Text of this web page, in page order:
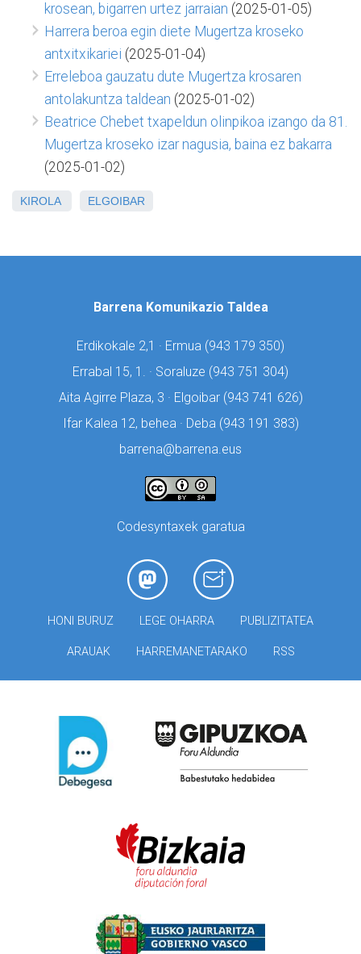
krosean, bigarren urtez jarraian (2025-01-05)
Harrera beroa egin diete Mugertza kroseko
antxitxikariei (2025-01-04)
Erreleboa gauzatu dute Mugertza krosaren
antolakuntza taldean (2025-01-02)
Beatrice Chebet txapeldun olinpikoa izango da 81.
Mugertza kroseko izar nagusia, baina ez bakarra
(2025-01-02)
KIROLA ELGOIBAR
Barrena Komunikazio Taldea
Erdikokale 2,1 · Ermua (943 179 350)
Errabal 15, 1. · Soraluze (943 751 304)
Aita Agirre Plaza, 3 · Elgoibar (943 741 626)
Ifar Kalea 12, behea · Deba (943 191 383)
barrena@barrena.eus
Codesyntaxek garatua
HONI BURUZ LEGE OHARRA PUBLIZITATEA
ARAUAK HARREMANETARAKO RSS